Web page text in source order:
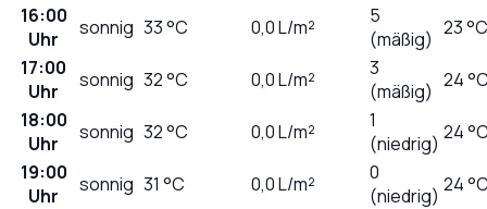
16:00
Uhr
sonnig 33°C 0,0L/m²
5
(mäßig) 23 °C
17:00
Uhr
sonnig 32°C 0,0L/m²
3
(mäßig) 24
18:00
Uhr
sonnig 32°C 0,0L/m²
1
(niedrig) 24
19:00
Uhr
sonnig 31 °C 0,0L/m²
0
(niedrig) 24